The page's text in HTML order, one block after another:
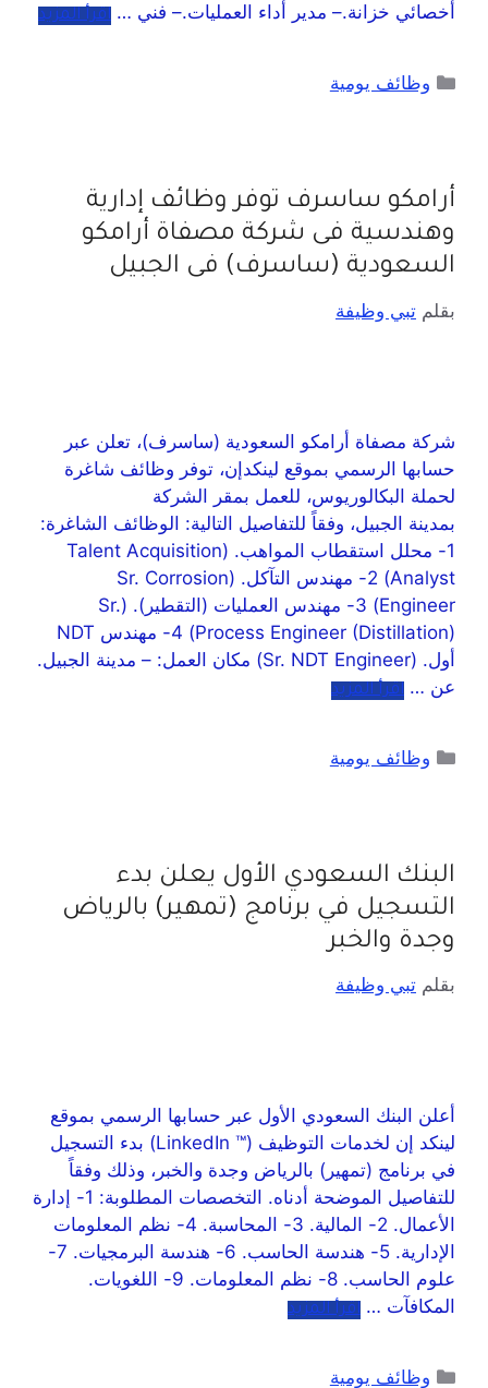
أخصائي خزانة.– مدير أداء العمليات.– فني … اقرأ المزيد
وظائف يومية
أرامكو ساسرف توفر وظائف إدارية
وهندسية فى شركة مصفاة أرامكو
السعودية (ساسرف) فى الجبيل
بقلم تبي وظيفة
شركة مصفاة أرامكو السعودية (ساسرف)، تعلن عبر
حسابها الرسمي بموقع لينكدإن، توفر وظائف شاغرة
لحملة البكالوريوس، للعمل بمقر الشركة
بمدينة الجبيل، وفقاً للتفاصيل التالية: الوظائف الشاغرة:
1- محلل استقطاب المواهب. (Talent Acquisition
Analyst) 2- مهندس التآكل. (Sr. Corrosion
Engineer) 3- مهندس العمليات (التقطير). (Sr.
Process Engineer (Distillation)) 4- مهندس NDT
أول. (Sr. NDT Engineer) مكان العمل: – مدينة الجبيل.
عن … اقرأ المزيد
وظائف يومية
البنك السعودي الأول يعلن بدء
التسجيل في برنامج (تمهير) بالرياض
وجدة والخبر
بقلم تبي وظيفة
أعلن البنك السعودي الأول عبر حسابها الرسمي بموقع
لينكد إن لخدمات التوظيف (™ LinkedIn) بدء التسجيل
في برنامج (تمهير) بالرياض وجدة والخبر، وذلك وفقاً
للتفاصيل الموضحة أدناه. التخصصات المطلوبة: 1- إدارة
الأعمال. 2- المالية. 3- المحاسبة. 4- نظم المعلومات
الإدارية. 5- هندسة الحاسب. 6- هندسة البرمجيات. 7-
علوم الحاسب. 8- نظم المعلومات. 9- اللغويات.
المكافآت … اقرأ المزيد
وظائف يومية